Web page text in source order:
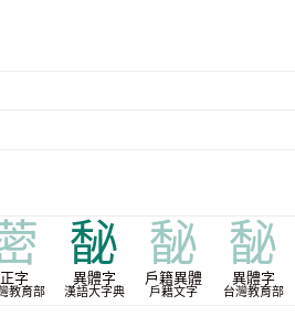
正字
教育部
馝
異體字
漢語大字典
馝
戶籍異體
戶籍文字
馝
異體字
台灣教育部